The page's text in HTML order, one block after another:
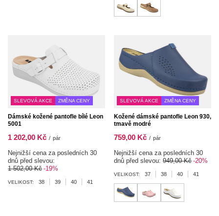
SLEVOVÁ AKCE ZMĚNA CENY
Dámské kožené pantofle bílé Leon
5001
1 202,00 Kč / pár
Nejnižší cena za posledních 30
dnů před slevou:
1 502,00 Kč -19%
VELIKOST: 38 39 40 41
SLEVOVÁ AKCE ZMĚNA CENY
Kožené dámské pantofle Leon 930,
tmavě modré
759,00 Kč / pár
Nejnižší cena za posledních 30
dnů před slevou: 949,00 Kč -20%
VELIKOST: 37 38 40 41